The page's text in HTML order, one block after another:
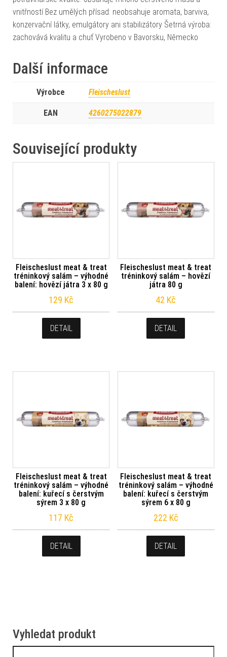
vnitřností Bez umělých přísad: neobsahuje aromata, barviva,
konzervační látky, emulgátory ani stabilizátory Šetrná výroba:
zachovává kvalitu a chuť Vyrobeno v Bavorsku, Německo
Další informace
Výrobce Fleischeslust
EAN 4260275022879
Související produkty
Fleischeslust meat & treat
tréninkový salám – výhodné
balení: hovězí játra 3 x 80 g
129 Kč
DETAIL
Fleischeslust meat & treat
tréninkový salám – hovězí
játra 80 g
42 Kč
DETAIL
Fleischeslust meat & treat
tréninkový salám – výhodné
balení: kuřecí s čerstvým
sýrem 3 x 80 g
117 Kč
DETAIL
Fleischeslust meat & treat
tréninkový salám – výhodné
balení: kuřecí s čerstvým
sýrem 6 x 80 g
222 Kč
DETAIL
Vyhledat produkt